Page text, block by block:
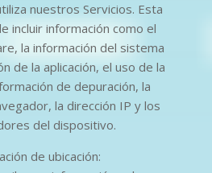
nuestros Servicios. Esta
incluir información como el
la información del sistema
de la aplicación, el uso de la
de depuración, la
la dirección IP y los
del dispositivo.
de ubicación: